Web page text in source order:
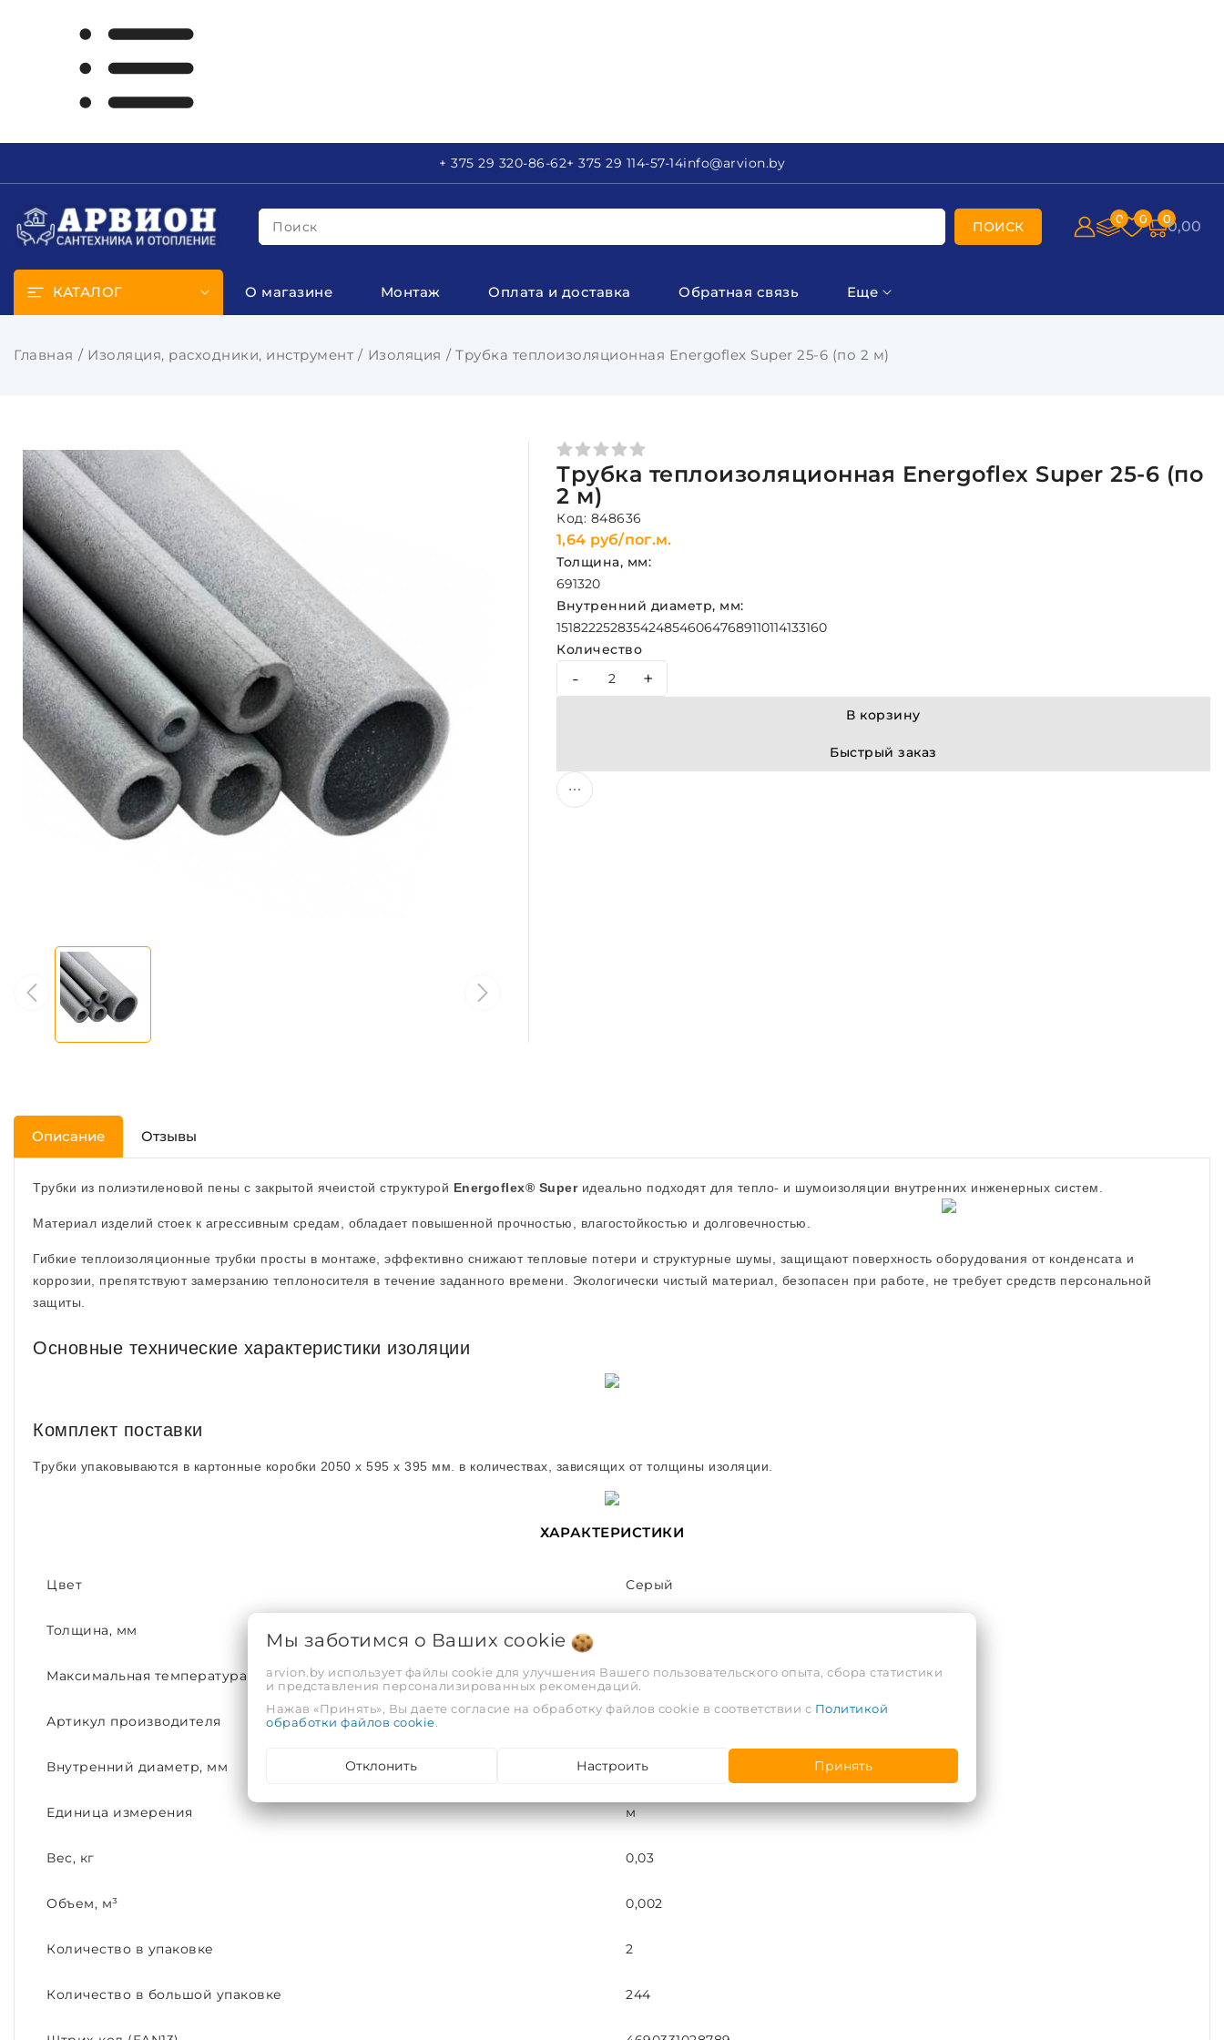
+ 375 29 320-86-62+ 375 29 114-57-14info@arvion.by
Поиск ПОИСК 0 0 00,00
КАТАЛОГ О магазине Монтаж Оплата и доставка Обратная связь Еще
Главная Изоляция, расходники, инструмент Изоляция Трубка теплоизоляционная Energoflex Super 25-6 (по 2 м)
Трубка теплоизоляционная Energoflex Super 25-6 (по
2 м)
Код: 848636
1,64 руб/пог.м.
Толщина, мм:
691320
Внутренний диаметр, мм:
15182225283542485460647689110114133160
Количество
- +
В корзину
Быстрый заказ
Описание Отзывы
Трубки из полиэтиленовой пены с закрытой ячеистой структурой Energoflex® Superидеально подходят для тепло- и шумоизоляции внутренних инженерных систем.
Материал изделий стоек к агрессивным средам, обладает повышенной прочностью, влагостойкостью и долговечностью.
Гибкие теплоизоляционные трубки просты в монтаже, эффективно снижают тепловые потери и структурные шумы, защищают поверхность оборудования от конденсата и
коррозии, препятствуют замерзанию теплоносителя в течение заданного времени. Экологически чистый материал, безопасен при работе, не требует средств персональной
защиты.
Основные технические характеристики изоляции
Комплект поставки
Трубки упаковываются в картонные коробки 2050 x 595 x 395 мм. в количествах, зависящих от толщины изоляции.
ХАРАКТЕРИСТИКИ
Цвет Серый
Толщина, мм
Максимальная температура рабочей среды, С° 95
Артикул производителя
Внутренний диаметр, мм 25
Единица измерения м
Вес, кг 0,03
Объем, м³ 0,002
Количество в упаковке 2
Количество в большой упаковке 244
Мы заботимся о Ваших cookie
arvion.by использует файлы cookie для улучшения Вашего пользовательского опыта, сбора статистики
и представления персонализированных рекомендаций.
Нажав «Принять», Вы даете согласие на обработку файлов cookie в соответствии с Политикой
обработки файлов cookie.
Отклонить Настроить Принять